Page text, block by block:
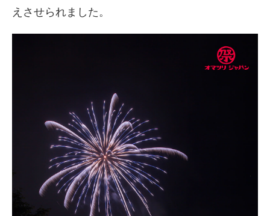
えさせられました。